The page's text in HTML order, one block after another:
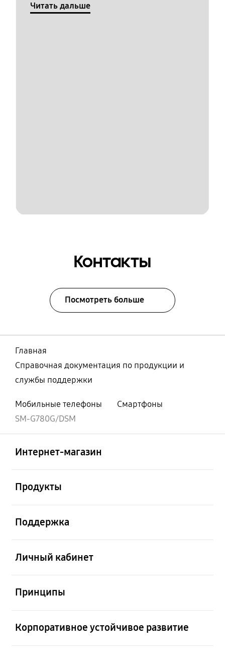
Читать дальше
Контакты
Посмотреть больше
Главная
Справочная документация по продукции и
службы поддержки
Мобильные телефоны
Смартфоны
SM-G780G/DSM
Интернет-магазин
Продукты
Поддержка
Личный кабинет
Принципы
Корпоративное устойчивое развитие